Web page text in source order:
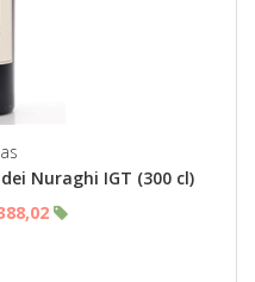
Nuraghi IGT (300 cl)